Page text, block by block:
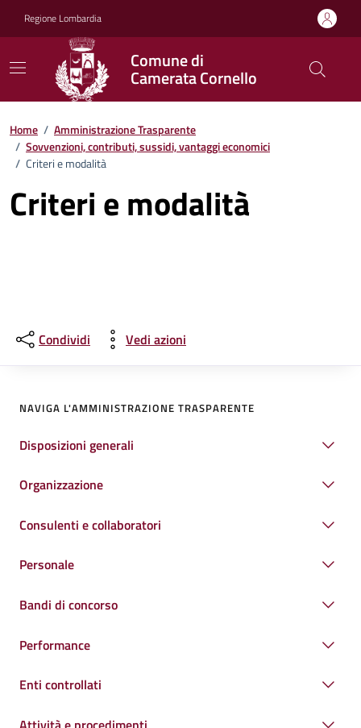
Regione Lombardia
Comune di
Camerata Cornello
Home / Amministrazione Trasparente
/ Sovvenzioni, contributi, sussidi, vantaggi economici
/ Criteri e modalità
Criteri e modalità
Condividi Vedi azioni
NAVIGA L'AMMINISTRAZIONE TRASPARENTE
Disposizioni generali
Organizzazione
Consulenti e collaboratori
Personale
Bandi di concorso
Performance
Enti controllati